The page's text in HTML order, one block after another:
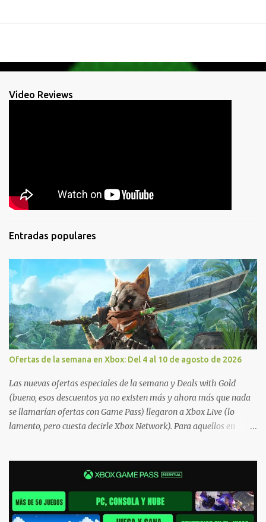
Video Reviews
Entradas populares
Ofertas de la semana en Xbox: Del 4 al 10 de agosto de 2026
Las nuevas ofertas especiales de la semana y Deals with Gold
(bueno, esos descuentos ya no existen más y ahora más que nada
se llamarían ofertas con Game Pass) llegaron a Xbox Live (lo
lamento, pero cuesta decirle Xbox Network). Para aquellos en
jugarlos y mantener un progreso compartido en Windows PC y
Xbox, y tenemos un listado de juegos compatibles por acá . ¿Aún
necesitas una mano con las compras? Tenemos un tutorial extenso
o en vídeo para que se quiten todas las dudas generales de cómo